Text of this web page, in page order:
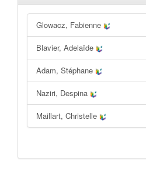
Glowacz, Fabienne
Blavier, Adelaïde
Adam, Stéphane
Naziri, Despina
Maillart, Christelle